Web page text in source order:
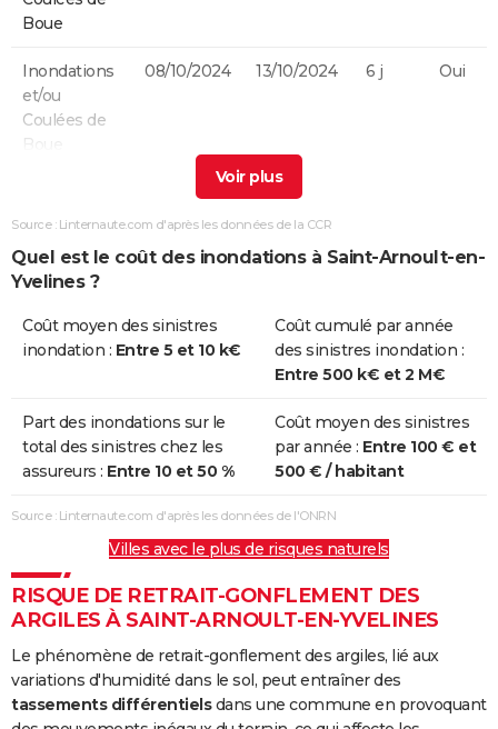
Boue
Inondations
et/ou
Coulées de
Boue
08/10/2024 13/10/2024 6 j Oui
et/ou
Boue
03/06/2022 05/06/2022
et/ou
Coulées de
Inondations
et/ou
Coulées de
Boue
09/05/2020 11/05/2020 3 j Oui
Inondations
et/ou
Coulées de
Boue
28/05/2016 05/06/2016 9 j
Inondations
et/ou
23/06/2005 23/06/2005 1 j
Source : Linternaute.com d'après les données de la CCR
Quel est le coût des inondations à Saint-Arnoult-en-
Yvelines ?
Coût moyen des sinistres
inondation : Entre 5 et 10 k€
Coût cumulé par année
des sinistres inondation :
Entre 500 k€ et 2 M€
Part des inondations sur le
total des sinistres chez les
assureurs : Entre 10 et 50 %
Coût moyen des sinistres
par année : Entre 100 € et
500 € / habitant
Source : Linternaute.com d'après les données de l'ONRN
Villes avec le plus de risques naturels
RISQUE DE RETRAIT-GONFLEMENT DES
ARGILES À SAINT-ARNOULT-EN-YVELINES
Le phénomène de retrait-gonflement des argiles, lié aux
variations d'humidité dans le sol, peut entraîner des
tassements différentielsdans une commune en provoquant